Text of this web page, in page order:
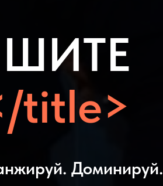
ТЕ
title>
Доминируй.